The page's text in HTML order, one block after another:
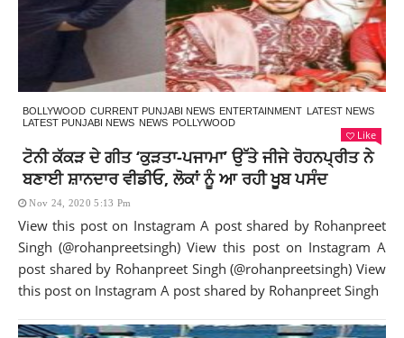
BOLLYWOOD CURRENT PUNJABI NEWS ENTERTAINMENT LATEST NEWS
LATEST PUNJABI NEWS NEWS POLLYWOOD
Like
ਟੋਨੀ ਕੱਕੜ ਦੇ ਗੀਤ ‘ਕੁੜਤਾ-ਪਜਾਮਾ’ ਉੱਤੇ ਜੀਜੇ ਰੋਹਨਪ੍ਰੀਤ ਨੇ
ਬਣਾਈ ਸ਼ਾਨਦਾਰ ਵੀਡੀਓ, ਲੋਕਾਂ ਨੂੰ ਆ ਰਹੀ ਖੂਬ ਪਸੰਦ
Nov 24, 2020 5:13 Pm
View this post on Instagram A post shared by Rohanpreet
Singh (@rohanpreetsingh) View this post on Instagram A
post shared by Rohanpreet Singh (@rohanpreetsingh) View
this post on Instagram A post shared by Rohanpreet Singh